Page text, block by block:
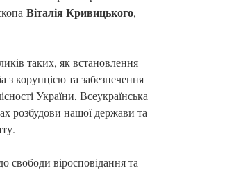
Віталія Кривицького,
таких, як встановлення
з корупцією та забезпечення
України, Всеукраїнська
розбудови нашої держави та
свободи віросповідання та